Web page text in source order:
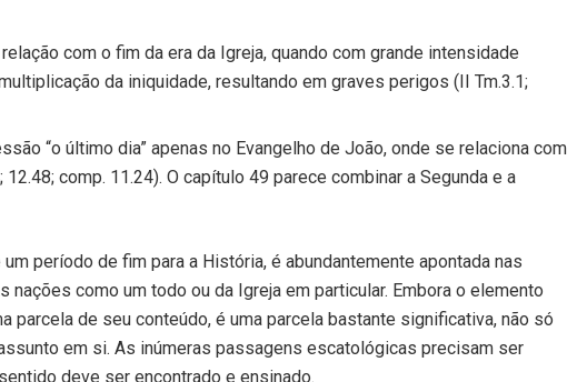
com o fim da era da Igreja, quando com grande intensidade
da iniquidade, resultando em graves perigos (II Tm.3.1;
“o último dia” apenas no Evangelho de João, onde se relaciona com
comp. 11.24). O capítulo 49 parece combinar a Segunda e a
período de fim para a História, é abundantemente apontada nas
nações como um todo ou da Igreja em particular. Embora o elemento
parcela de seu conteúdo, é uma parcela bastante significativa, não só
em si. As inúmeras passagens escatológicas precisam ser
deve ser encontrado e ensinado.